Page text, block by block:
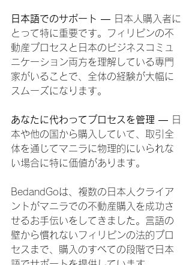
日本語でのサポート — 日本人購入者に
とって特に重要です。フィリピンの不
動産プロセスと日本のビジネスコミュ
ニケーション両方を理解している専門
家がいることで、全体の経験が大幅に
スムーズになります。
あなたに代わってプロセスを管理 — 日
本や他の国から購入していて、取引全
体を通じてマニラに物理的にいられな
い場合に特に価値があります。
BedandGoは、複数の日本人クライア
ントがマニラでの不動産購入を成功さ
せるお手伝いをしてきました。言語の
壁から慣れないフィリピンの法的プロ
セスまで、購入のすべての段階で日本